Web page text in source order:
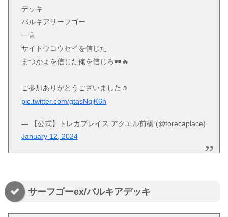
デッキ
パルキアサーフゴー
一言
サイトウコウセイを信じた
まつかよを信じた俺を信じろ🕶🔥
ご参加ありがとうございました☺️
pic.twitter.com/gtasNqjK6h
— 【公式】トレカプレイス アクエル前橋 (@torecaplace)
January 12, 2024
サーフゴーex/パルキアデッキ